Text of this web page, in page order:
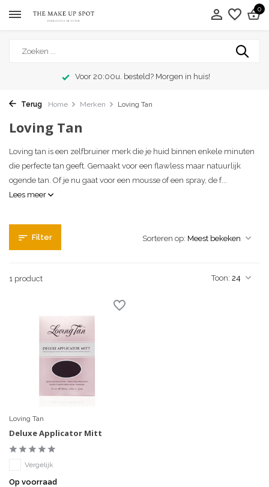
0
Voor 20:00u. besteld? Morgen in huis!
Terug Home Merken Loving Tan
Loving Tan
Loving tan is een zelfbruiner merk die je huid binnen enkele minuten
die perfecte tan geeft. Gemaakt voor een flawless maar natuurlijk
ogende tan. Of je nu gaat voor een mousse of een spray, de f...
Lees meer
Filter
1 product Toon:
Sorteren op:
Loving Tan
Deluxe Applicator Mitt
Vergelijk
Op voorraad